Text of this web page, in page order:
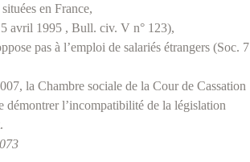
en France,
5 avril 1995 , Bull. civ. V n° 123),
pas à l’emploi de salariés étrangers (Soc. 7
la Chambre sociale de la Cour de Cassation
démontrer l’incompatibilité de la législation